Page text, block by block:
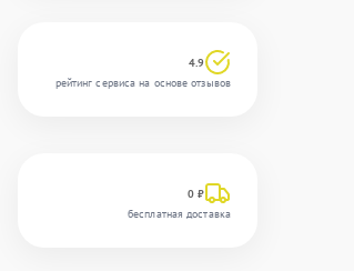
4.9
рейтинг сервиса на основе отзывов
0 ₽
бесплатная доставка